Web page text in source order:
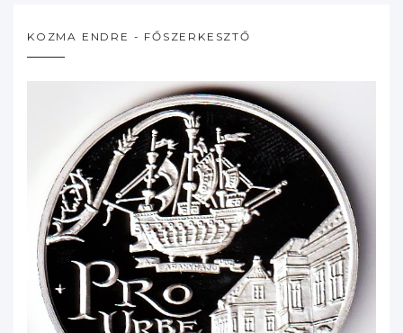
KOZMA ENDRE - FŐSZERKESZTŐ